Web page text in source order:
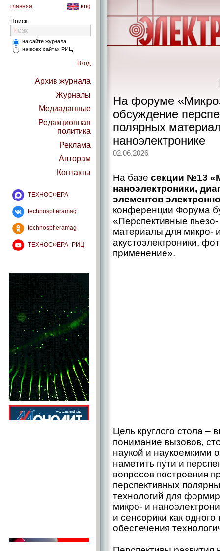
главная eng
Поиск:
на сайте журнала
на всех сайтах РИЦ
Вход
Архив журнала
Журналы
Медиаданные
Редакционная
политика
Реклама
Авторам
Контакты
ТЕХНОСФЕРА
technospheramag
technospheramag
ТЕХНОСФЕРА_РИЦ
На форуме
обсуждение
полярных
наноэлектронике
02.06.2026
На базе секции №13
наноэлектроники,
элементов
конференции Форума
«Перспективные пьезо-
материалы для микро-
акустоэлектроники,
применение».
Цель круглого стола –
понимание вызовов,
наукой и наукоемкими
наметить пути и
вопросов построения
перспективных
технологий для
микро- и
и сенсорики как
обеспечения